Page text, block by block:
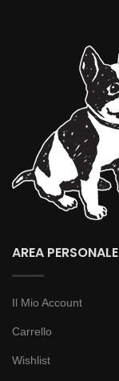
AREA PERSONALE
Il Mio Account
Carrello
Wishlist